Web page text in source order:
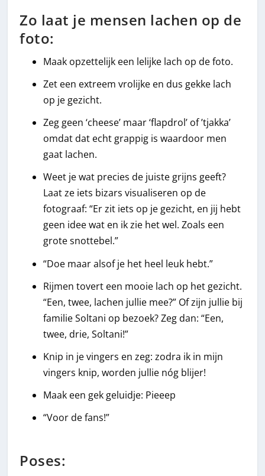
Zo laat je mensen lachen op de
foto:
Maak opzettelijk een lelijke lach op de foto.
Zet een extreem vrolijke en dus gekke lach
op je gezicht.
Zeg geen ‘cheese’ maar ‘flapdrol’ of ’tjakka’
omdat dat echt grappig is waardoor men
gaat lachen.
Weet je wat precies de juiste grijns geeft?
Laat ze iets bizars visualiseren op de
fotograaf: “Er zit iets op je gezicht, en jij hebt
geen idee wat en ik zie het wel. Zoals een
grote snottebel.”
“Doe maar alsof je het heel leuk hebt.”
Rijmen tovert een mooie lach op het gezicht.
“Een, twee, lachen jullie mee?” Of zijn jullie bij
familie Soltani op bezoek? Zeg dan: “Een,
twee, drie, Soltani!”
Knip in je vingers en zeg: zodra ik in mijn
vingers knip, worden jullie nóg blijer!
Maak een gek geluidje: Pieeep
“Voor de fans!”
Poses: